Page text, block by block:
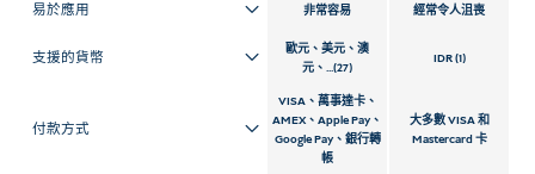
易於應用 非常容易 經常令人沮喪
支援的貨幣
歐元、美元、澳
元、...(27)
IDR (1)
付款方式
VISA、萬事達卡、
AMEX、Apple Pay、
Google Pay、銀行轉
帳
大多數 VISA 和
Mastercard 卡